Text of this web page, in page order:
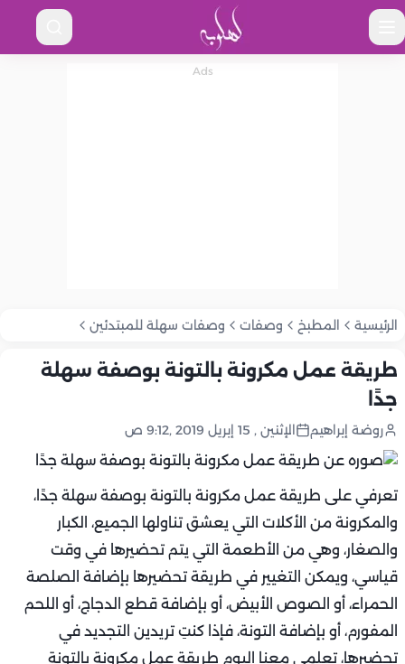
الرئيسية المطبخ وصفات وصفات سهلة للمبتدئين
طريقة عمل مكرونة بالتونة بوصفة سهلة
جدًا
روضة إبراهيم الإثنين , 15 إبريل 2019 ,9:12 ص
تعرفي على طريقة عمل مكرونة بالتونة بوصفة سهلة جدًا،
والمكرونة من الأكلات التي يعشق تناولها الجميع، الكبار
والصغار، وهي من الأطعمة التي يتم تحضيرها في وقت
قياسي، ويمكن التغيير في طريقة تحضيرها بإضافة الصلصة
الحمراء، أو الصوص الأبيض، أو بإضافة قطع الدجاج، أو اللحم
المفورم، أو بإضافة التونة، فإذا كنتِ تريدين التجديد في
تحضيرها، تعلمي معنا اليوم طريقة عمل مكرونة بالتونة